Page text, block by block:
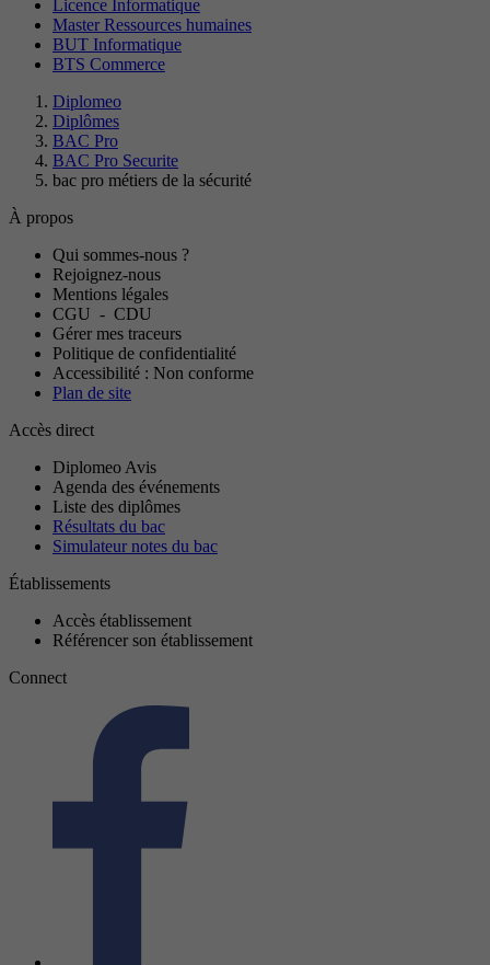
Licence Informatique
Master Ressources humaines
BUT Informatique
BTS Commerce
Diplomeo
Diplômes
BAC Pro
BAC Pro Securite
bac pro métiers de la sécurité
À propos
Qui sommes-nous ?
Rejoignez-nous
Mentions légales
CGU - CDU
Gérer mes traceurs
Politique de confidentialité
Accessibilité : Non conforme
Plan de site
Accès direct
Diplomeo Avis
Agenda des événements
Liste des diplômes
Résultats du bac
Simulateur notes du bac
Établissements
Accès établissement
Référencer son établissement
Connect